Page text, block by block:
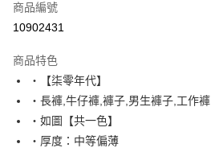
超商取貨付款
Apple Pay
街口支付
悠遊付
商品編號
10902431
商品特色
‧【柒零年代】
‧長褲,牛仔褲,褲子,男生褲子,工作褲
‧如圖【共一色】
‧厚度：中等偏薄